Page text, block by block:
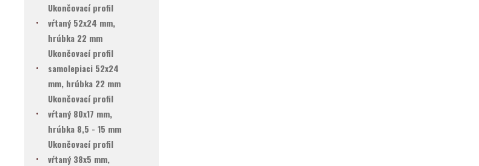
Ukončovací profil
vŕtaný 52x24 mm,
hrúbka 22 mm
Ukončovací profil
samolepiaci 52x24
mm, hrúbka 22 mm
Ukončovací profil
vŕtaný 80x17 mm,
hrúbka 8,5 - 15 mm
Ukončovací profil
vŕtaný 38x5 mm,